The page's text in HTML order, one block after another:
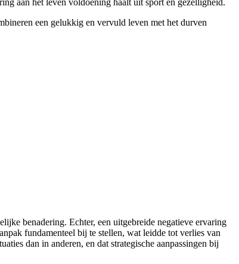
aan het leven voldoening haalt uit sport en gezelligheid.
een gelukkig en vervuld leven met het durven
benadering. Echter, een uitgebreide negatieve ervaring
fundamenteel bij te stellen, wat leidde tot verlies van
dan in anderen, en dat strategische aanpassingen bij